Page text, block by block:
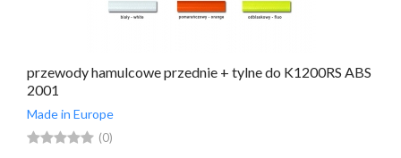
przewody hamulcowe przednie + tylne do K1200RS ABS
2001
Made in Europe
 (0)